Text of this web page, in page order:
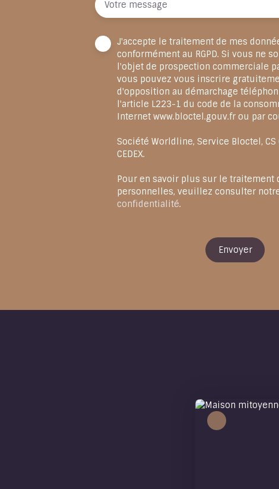
Votre message
J'accepte le traitement de mes
conformément au RGPD. Si vous ne
l'objet de prospection commerciale
vous pouvez vous inscrire
d'opposition au démarchage
l'article L223-1 du code de la
Internet www.bloctel.gouv.fr ou par
Société Worldline, Service Bloctel, CS
CEDEX.
Pour en savoir plus sur le traitement
personnelles, veuillez consulter
confidentialité.
Envoyer